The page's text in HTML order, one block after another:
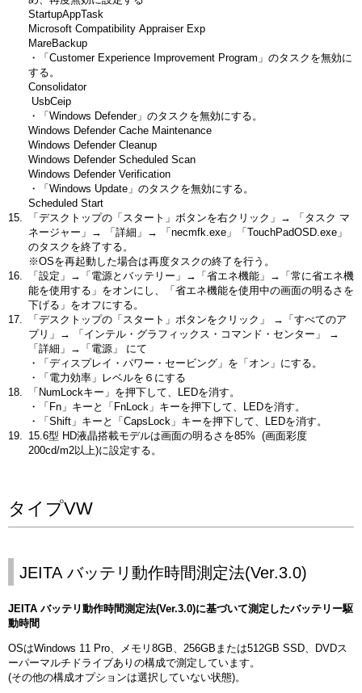
StartupAppTask
Microsoft Compatibility Appraiser Exp
MareBackup
・「Customer Experience Improvement Program」のタスクを無効に
する。
Consolidator
UsbCeip
・「Windows Defender」のタスクを無効にする。
Windows Defender Cache Maintenance
Windows Defender Cleanup
Windows Defender Scheduled Scan
Windows Defender Verification
・「Windows Update」のタスクを無効にする。
Scheduled Start
「デスクトップの「スタート」ボタンを右クリック」→ 「タスク マ
ネージャー」→ 「詳細」→ 「necmfk.exe」「TouchPadOSD.exe」
のタスクを終了する。
※OSを再起動した場合は再度タスクの終了を行う。
「設定」→「電源とバッテリー」→「省エネ機能」→「常に省エネ機
能を使用する」をオンにし、「省エネ機能を使用中の画面の明るさを
下げる」をオフにする。
「デスクトップの「スタート」ボタンをクリック」 →「すべてのア
プリ」→ 「インテル・グラフィックス・コマンド・センター」 →
「詳細」→「電源」 にて
・「ディスプレイ・パワー・セービング」を「オン」にする。
・「電力効率」レベルを６にする
「NumLockキー」を押下して、LEDを消す。
・「Fn」キーと「FnLock」キーを押下して、LEDを消す。
・「Shift」キーと「CapsLock」キーを押下して、LEDを消す。
15.6型 HD液晶搭載モデルは画面の明るさを85% (画面彩度
200cd/m2以上)に設定する。
タイプVW
JEITA バッテリ動作時間測定法(Ver.3.0)
JEITA バッテリ動作時間測定法(Ver.3.0)に基づいて測定したバッテリー駆
動時間
OSはWindows 11 Pro、メモリ8GB、256GBまたは512GB SSD、DVDス
ーパーマルチドライブありの構成で測定しています。
(その他の構成オプションは選択していない状態)。